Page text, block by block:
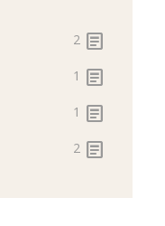
2 article
1 article
1 article
2 article